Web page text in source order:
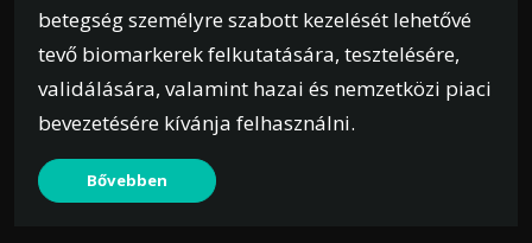
betegség személyre szabott kezelését lehetővé
tevő biomarkerek felkutatására, tesztelésére,
validálására, valamint hazai és nemzetközi piaci
bevezetésére kívánja felhasználni.
Bővebben